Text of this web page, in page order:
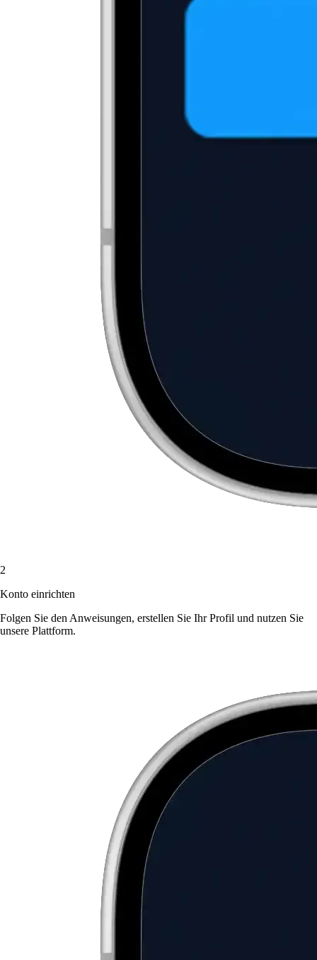
2
Konto einrichten
Folgen Sie den Anweisungen, erstellen Sie Ihr Profil und nutzen Sie
unsere Plattform.